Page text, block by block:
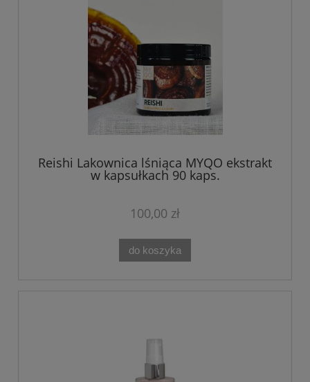
Reishi Lakownica lśniąca MYQO ekstrakt
w kapsułkach 90 kaps.
100,00 zł
do koszyka